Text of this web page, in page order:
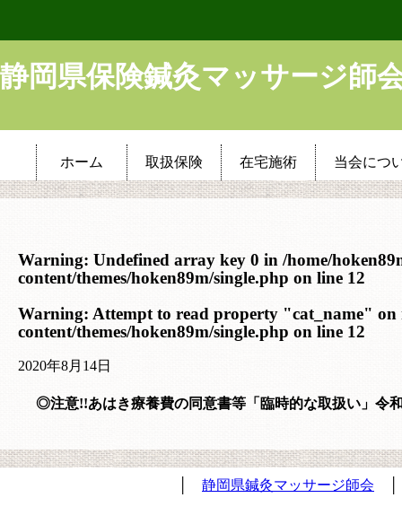
静岡県保険鍼灸マッサージ師
ホーム 取扱保険 在宅施術 当会につ
Warning: Undefined array key 0 in /home/
content/themes/hoken89m/single.php on line 12
Warning: Attempt to read property "cat_name"
content/themes/hoken89m/single.php on line 12
2020年8月14日
◎注意!!あはき療養費の同意書等「臨時的な取扱い」令
静岡県鍼灸マッサージ師会